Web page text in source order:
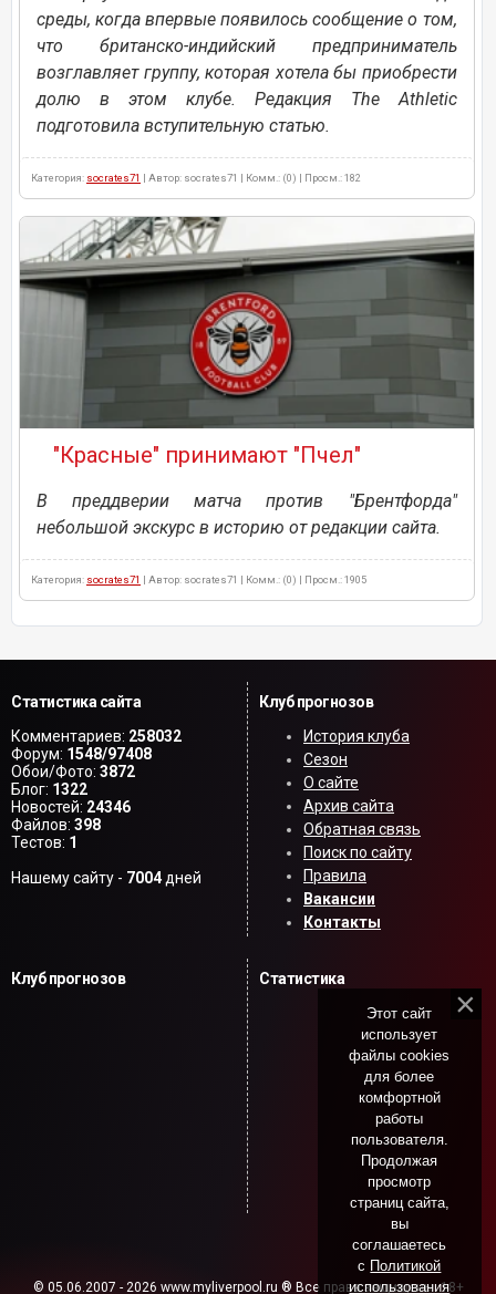
среды, когда впервые появилось сообщение о том,
что британско-индийский предприниматель
возглавляет группу, которая хотела бы приобрести
долю в этом клубе. Редакция The Athletic
подготовила вступительную статью.
Категория: socrates71 | Автор: socrates71 | Комм.: (0) | Просм.: 182
"Красные" принимают "Пчел"
В преддверии матча против "Брентфорда"
небольшой экскурс в историю от редакции сайта.
Категория: socrates71 | Автор: socrates71 | Комм.: (0) | Просм.: 1905
Статистика сайта
Комментариев: 258032
Форум: 1548/97408
Обои/Фото: 3872
Блог: 1322
Новостей: 24346
Файлов: 398
Тестов: 1
Нашему сайту - 7004 дней
Клуб прогнозов
История клуба
Сезон
О сайте
Архив сайта
Обратная связь
Поиск по сайту
Правила
Вакансии
Контакты
Клуб прогнозов Статистика
© 05.06.2007 - 2026 www.myliverpool.ru ® Все права защищены. 18+
Этот сайт
использует
файлы cookies
для более
комфортной
работы
пользователя.
Продолжая
просмотр
страниц сайта,
вы
соглашаетесь
с Политикой
использования